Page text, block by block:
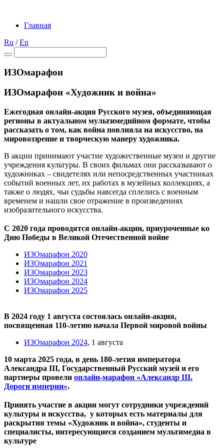
Главная
Ru /En
ИЗОмарафон
ИЗОмарафон «Художник и война»
Ежегодная онлайн-акция Русского музея, объединяющая
регионы в актуальном мультимедийном формате, чтобы
рассказать о том, как война повлияла на искусство, на
мировоззрение и творческую манеру художника.
В акции принимают участие художественные музеи и другие
учреждения культуры. В своих фильмах они рассказывают о
художниках – свидетелях или непосредственных участниках
событий военных лет, их работах в музейных коллекциях, а
также о людях, чьи судьбы навсегда сплелись с военным
временем и нашли свое отражение в произведениях
изобразительного искусства.
С 2020 года проводятся онлайн-акции, приуроченные ко
Дню Победы в Великой Отечественной войне
ИЗОмарафон 2020
ИЗОмарафон 2021
ИЗОмарафон 2023
ИЗОмарафон 2024
ИЗОмарафон 2025
В 2024 году 1 августа состоялась онлайн-акция,
посвященная 110‑летию начала Первой мировой войны
ИЗОмарафон 2024, 1 августа
10 марта 2025 года, в день 180-летия императора
Александра III, Государственный Русский музей и его
партнеры провели онлайн-марафон «Александр III.
Дороги империи».
Принять участие в акции могут сотрудники учреждений
культуры и искусства, у которых есть материалы для
раскрытия темы «Художник и война», студенты и
специалисты, интересующиеся созданием мультимедиа в
культуре